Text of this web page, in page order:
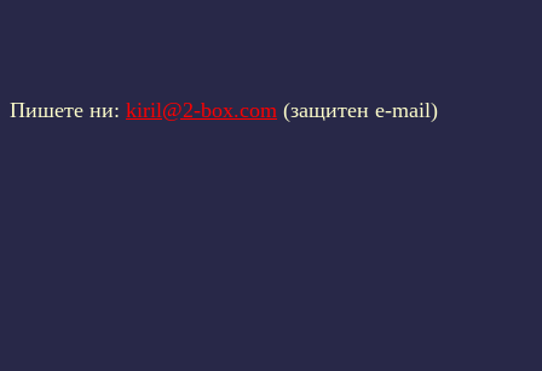
Пишете ни: kiril@2-box.com (защитен e-mail)